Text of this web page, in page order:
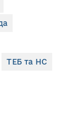
ТЕБ та НС